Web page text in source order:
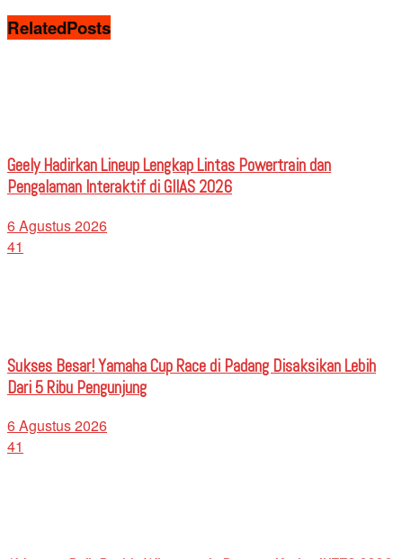
RelatedPosts
Geely Hadirkan Lineup Lengkap Lintas Powertrain dan
Pengalaman Interaktif di GIIAS 2026
6 Agustus 2026
41
Sukses Besar! Yamaha Cup Race di Padang Disaksikan Lebih
Dari 5 Ribu Pengunjung
6 Agustus 2026
41